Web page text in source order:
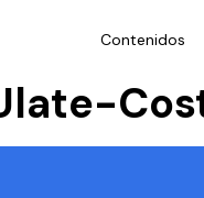
Contenidos